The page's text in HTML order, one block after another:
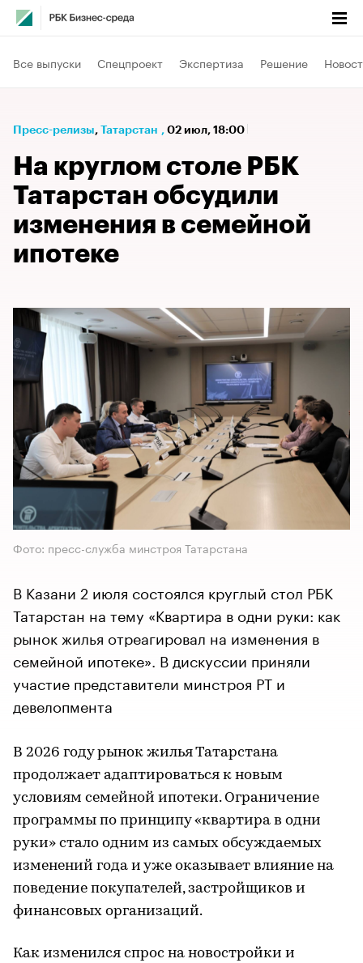
Все выпуски Спецпроект Экспертиза Решение
Пресс-релизы⁠, Татарстан , 02 июл, 18:00
На круглом столе РБК
Татарстан обсудили
изменения в семейной
ипотеке
Фото: пресс-служба минстроя Татарстана
В Казани 2 июля состоялся круглый стол РБК
Татарстан на тему «Квартира в одни руки: как
рынок жилья отреагировал на изменения в
семейной ипотеке». В дискуссии приняли
участие представители минстроя РТ и
девелопмента
В 2026 году рынок жилья Татарстана
продолжает адаптироваться к новым
условиям семейной ипотеки. Ограничение
программы по принципу «квартира в одни
руки» стало одним из самых обсуждаемых
изменений года и уже оказывает влияние на
поведение покупателей, застройщиков и
финансовых организаций.
Как изменился спрос на новостройки и